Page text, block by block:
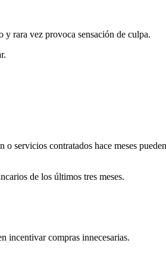
y rara vez provoca sensación de culpa.
contratados hace meses
de los últimos tres meses.
incentivar compras innecesarias.